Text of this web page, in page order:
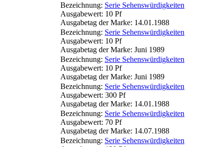
Bezeichnung: Serie Sehenswürdigkeiten
Ausgabewert: 10 Pf
Ausgabetag der Marke: 14.01.1988
Bezeichnung: Serie Sehenswürdigkeiten
Ausgabewert: 10 Pf
Ausgabetag der Marke: Juni 1989
Bezeichnung: Serie Sehenswürdigkeiten
Ausgabewert: 10 Pf
Ausgabetag der Marke: Juni 1989
Bezeichnung: Serie Sehenswürdigkeiten
Ausgabewert: 300 Pf
Ausgabetag der Marke: 14.01.1988
Bezeichnung: Serie Sehenswürdigkeiten
Ausgabewert: 70 Pf
Ausgabetag der Marke: 14.07.1988
Bezeichnung: Serie Sehenswürdigkeiten